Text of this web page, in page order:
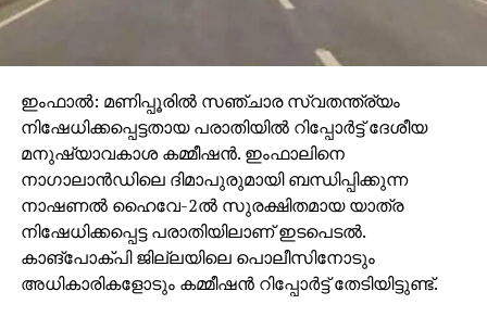
ഇംഫാല്‍: മണിപ്പൂരില്‍ സഞ്ചാര സ്വതന്ത്ര്യം
നിഷേധിക്കപ്പെട്ടതായ പരാതിയില്‍ റിപ്പോര്‍ട്ട് ദേശീയ
മനുഷ്യാവകാശ കമ്മീഷന്‍. ഇംഫാലിനെ
നാഗാലാന്‍ഡിലെ ദിമാപുരുമായി ബന്ധിപ്പിക്കുന്ന
നാഷണല്‍ ഹൈവേ-2ല്‍ സുരക്ഷിതമായ യാത്ര
നിഷേധിക്കപ്പെട്ട പരാതിയിലാണ് ഇടപെടല്‍.
കാങ്പോക്പി ജില്ലയിലെ പൊലീസിനോടും
അധികാരികളോടും കമ്മീഷന്‍ റിപ്പോര്‍ട്ട് തേടിയിട്ടുണ്ട്.